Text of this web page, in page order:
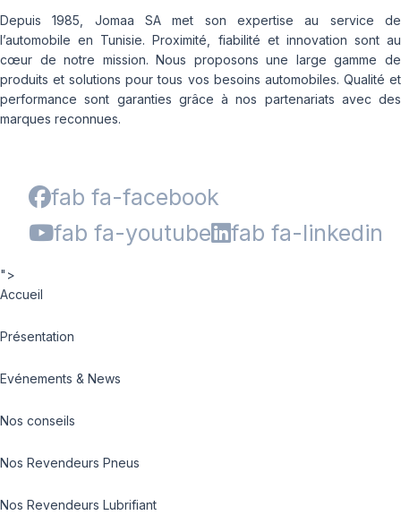
Depuis 1985, Jomaa SA met son expertise au service de
l’automobile en Tunisie. Proximité, fiabilité et innovation sont au
cœur de notre mission. Nous proposons une large gamme de
produits et solutions pour tous vos besoins automobiles. Qualité et
performance sont garanties grâce à nos partenariats avec des
marques reconnues.
fab fa-facebook
fab fa-youtube
fab fa-linkedin
">
Accueil
Présentation
Evénements & News
Nos conseils
Nos Revendeurs Pneus
Nos Revendeurs Lubrifiant